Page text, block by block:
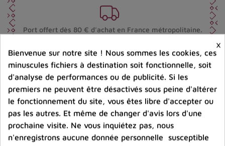
Port offert dès 80 € d’achat en France métropolitaine.
100 € pour la Belgique
Entreprise éco-responsable.
Bijoux argent fabriqués sans émission de gaz
carbonique
Partager :
×
Bienvenue sur notre site ! Nous sommes les cookies, ces
minuscules fichiers à destination soit fonctionnelle, soit
d'analyse de performances ou de publicité. Si les
premiers ne peuvent être désactivés sous peine d'altérer
le fonctionnement du site, vous êtes libre d'accepter ou
pas les autres. Et même de changer d'avis lors d'une
prochaine visite. Ne vous inquiétez pas, nous
n'enregistrons aucune donnée personnelle susceptible